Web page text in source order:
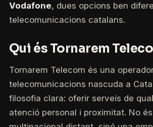
Vodafone, dues opcions ben
telecomunicacions catalans.
Qui és Tornarem
Tornarem Telecom és una
telecomunicacions nascuda a
filosofia clara: oferir serveis de
atenció personal i proximitat. No